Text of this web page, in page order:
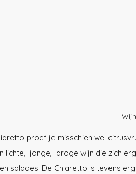
proef je misschien wel
lichte,  jonge,  droge wijn die zich
salades. De Chiaretto is tevens